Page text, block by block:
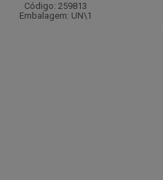
Código: 259813
Embalagem: UN\1